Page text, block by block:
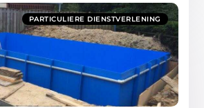
PARTICULIERE DIENSTVERLENING